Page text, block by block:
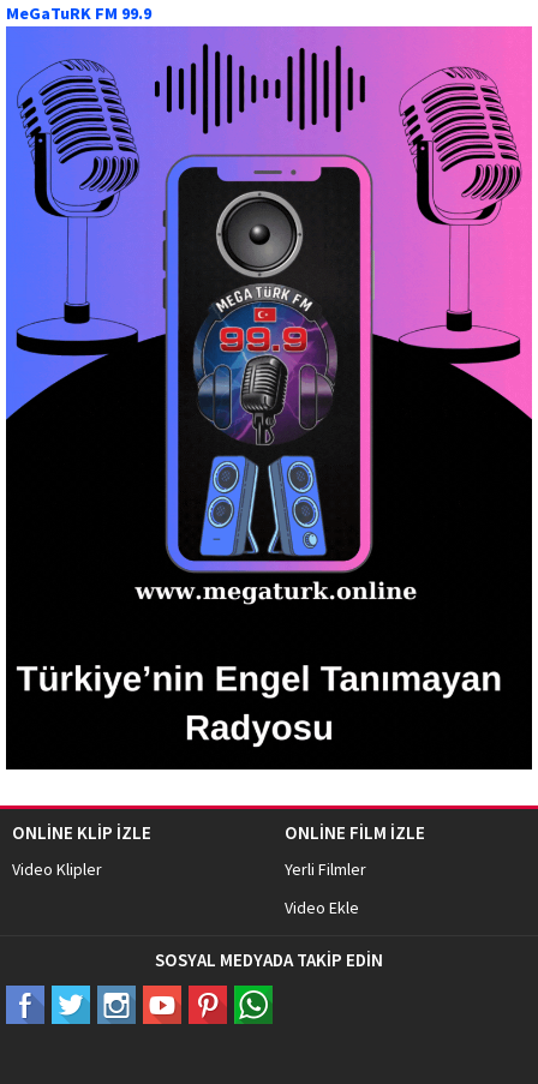
MeGaTuRK FM 99.9
ONLİNE KLİP İZLE
Video Klipler
ONLİNE FİLM İZLE
Yerli Filmler
Video Ekle
SOSYAL MEDYADA TAKİP EDİN